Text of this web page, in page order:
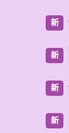
新
新
新
新